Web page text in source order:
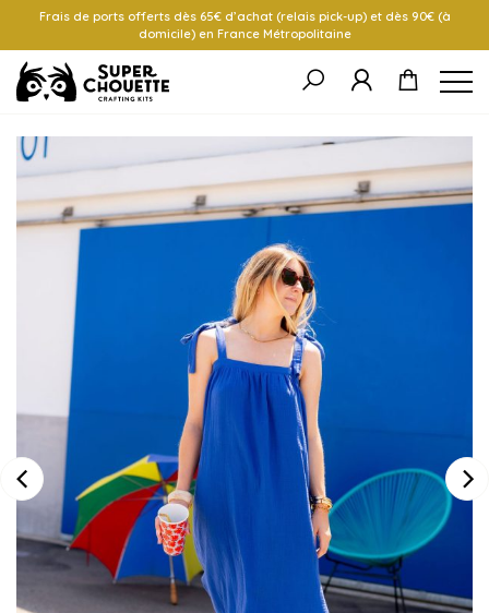
Frais de ports offerts dès 65€ d’achat (relais pick-up) et dès 90€ (à
domicile) en France Métropolitaine